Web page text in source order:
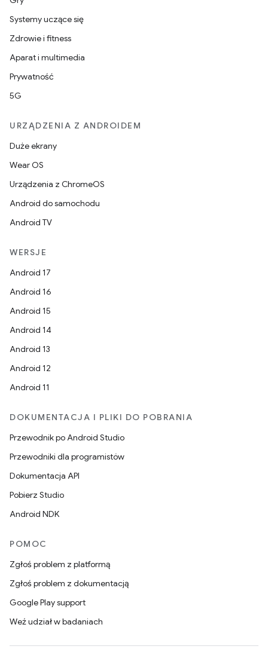
Systemy uczące się
Zdrowie i fitness
Aparat i multimedia
Prywatność
5G
URZĄDZENIA Z ANDROIDEM
Duże ekrany
Wear OS
Urządzenia z ChromeOS
Android do samochodu
Android TV
WERSJE
Android 17
Android 16
Android 15
Android 14
Android 13
Android 12
Android 11
DOKUMENTACJA I PLIKI DO POBRANIA
Przewodnik po Android Studio
Przewodniki dla programistów
Dokumentacja API
Pobierz Studio
Android NDK
POMOC
Zgłoś problem z platformą
Zgłoś problem z dokumentacją
Google Play support
Weź udział w badaniach